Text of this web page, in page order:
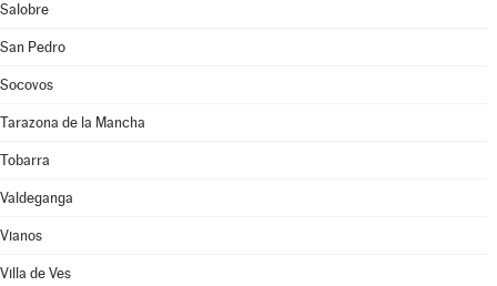
Salobre
San Pedro
Socovos
Tarazona de la Mancha
Tobarra
Valdeganga
Vianos
Villa de Ves